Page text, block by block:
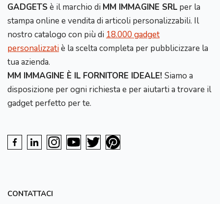
GADGETS è il marchio di MM IMMAGINE SRL per la
stampa online e vendita di articoli personalizzabili. Il
nostro catalogo con più di 18.000 gadget
personalizzatiè la scelta completa per pubblicizzare la
tua azienda.
MM IMMAGINE È IL FORNITORE IDEALE! Siamo a
disposizione per ogni richiesta e per aiutarti a trovare il
gadget perfetto per te.
CONTATTACI